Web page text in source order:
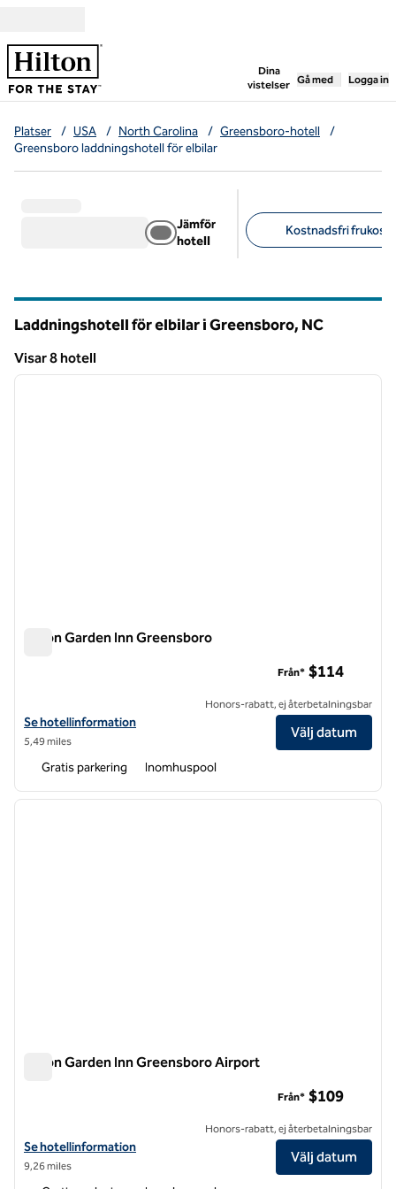
Dina
vistelser
,öppnar ny flik
Gå med Logga in
Platser / USA / North Carolina / Greensboro-hotell
/
Greensboro laddningshotell för elbilar
Jämför
hotell
Kostnadsfri frukost
Laddningshotell för elbilar i Greensboro, NC
Visar 8 hotell
Visar 8 hotell
1 av 12
nästa
Hilton Garden Inn Greensboro
Visa hotelluppgifter för Hilton Garden Inn Greensboro
Se hotellinformation
5,49 miles
Från* $114
Honors-rabatt, ej återbetalningsbar
Välj datum
Gratis parkering Inomhuspool
1 av 12
nästa
Hilton Garden Inn Greensboro Airport
Visa hotelluppgifter för Hilton Garden Inn Greensboro Airport
Se hotellinformation
9,26 miles
Från* $109
Honors-rabatt, ej återbetalningsbar
Välj datum